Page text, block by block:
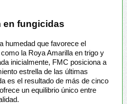
en fungicidas
humedad que favorece el
la Roya Amarilla en trigo y
inicialmente, FMC posiciona a
estrella de las últimas
es el resultado de más de cinco
un equilibrio único entre